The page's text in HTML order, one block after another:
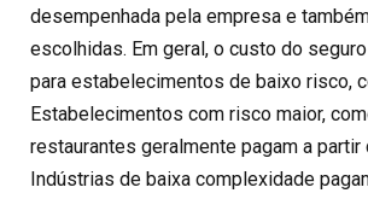
desempenhada pela empresa e
escolhidas. Em geral, o custo do
para estabelecimentos de baixo risco,
Estabelecimentos com risco maior,
restaurantes geralmente pagam a partir
Indústrias de baixa complexidade